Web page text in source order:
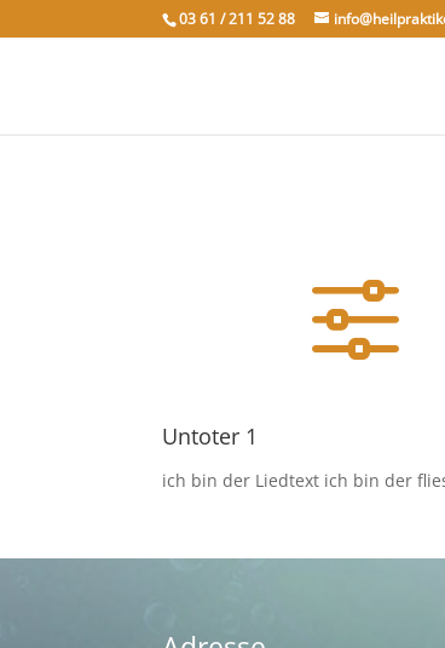
03 61 / 211 52 88
f
Untoter 1
ich bin der Liedtext ich bin der